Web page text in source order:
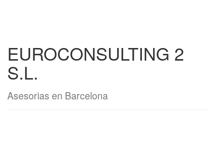
EUROCONSULTING 2
S.L.
Asesorias en Barcelona